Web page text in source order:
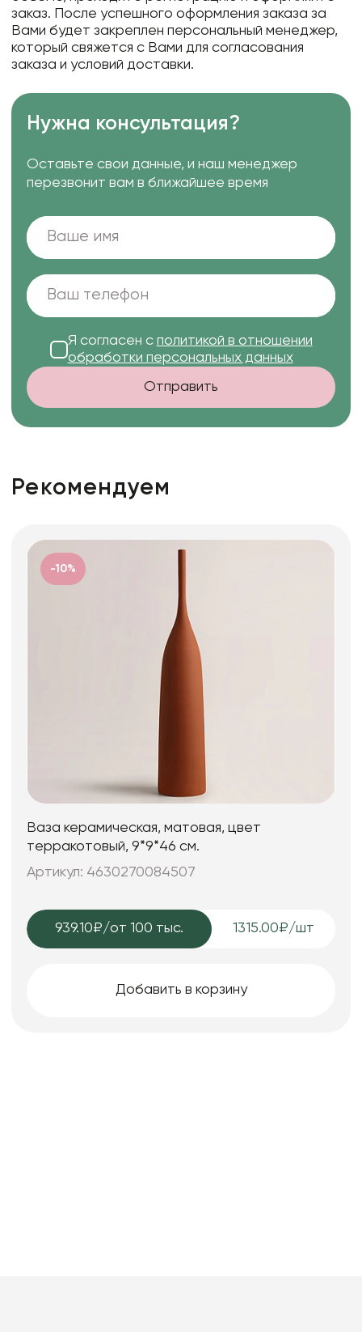
заказ. После успешного оформления заказа за
Вами будет закреплен персональный менеджер,
который свяжется с Вами для согласования
заказа и условий доставки.
Нужна консультация?
Оставьте свои данные, и наш менеджер
перезвонит вам в ближайшее время
Я согласен с политикой в отношении
обработки персональных данных
Отправить
Рекомендуем
-10%
Ваза керамическая, матовая, цвет
терракотовый, 9*9*46 см.
Артикул: 4630270084507
939.10₽/от 100 тыс. 1315.00₽/шт
Добавить в корзину